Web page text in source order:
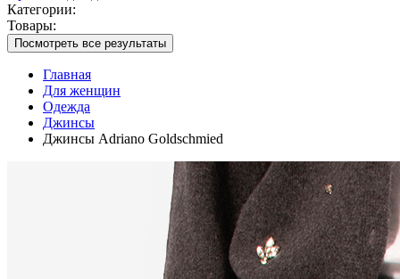
Категории:
Товары:
Посмотреть все результаты
Главная
Для женщин
Одежда
Джинсы
Джинсы Adriano Goldschmied